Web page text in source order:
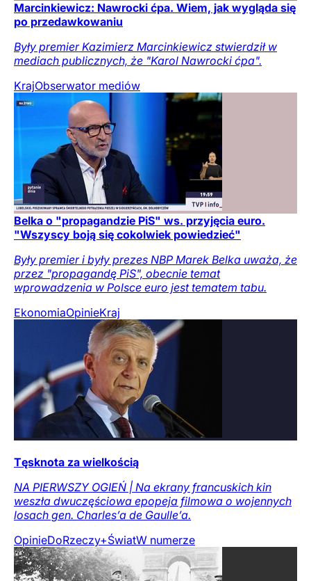
Marcinkiewicz: Nawrocki ćpa. Wiem, jak wygląda się
po przedawkowaniu
Były premier Kazimierz Marcinkiewicz stwierdził w
mediach publicznych, że "Karol Nawrocki ćpa".
KrajObserwator mediów
Belka o "propagandzie PiS" ws. przyjęcia euro.
"Wszyscy boją się cokolwiek powiedzieć"
Były premier i były prezes NBP Marek Belka uważa, że
przez "propagandę PiS", obecnie temat
wprowadzenia w Polsce euro jest tematem tabu.
EkonomiaOpinieKraj
Tęsknota za wielkością
NA PIERWSZY OGIEŃ | Na ekrany francuskich kin
weszła dwuczęściowa epopeja filmowa o wojennych
losach gen. Charles’a de Gaulle’a.
OpinieDoRzeczy+ŚwiatW numerze